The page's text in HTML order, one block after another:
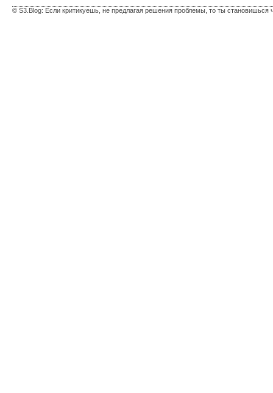
© S3.Blog: Если критикуешь, не предлагая решения проблемы, то ты становишься